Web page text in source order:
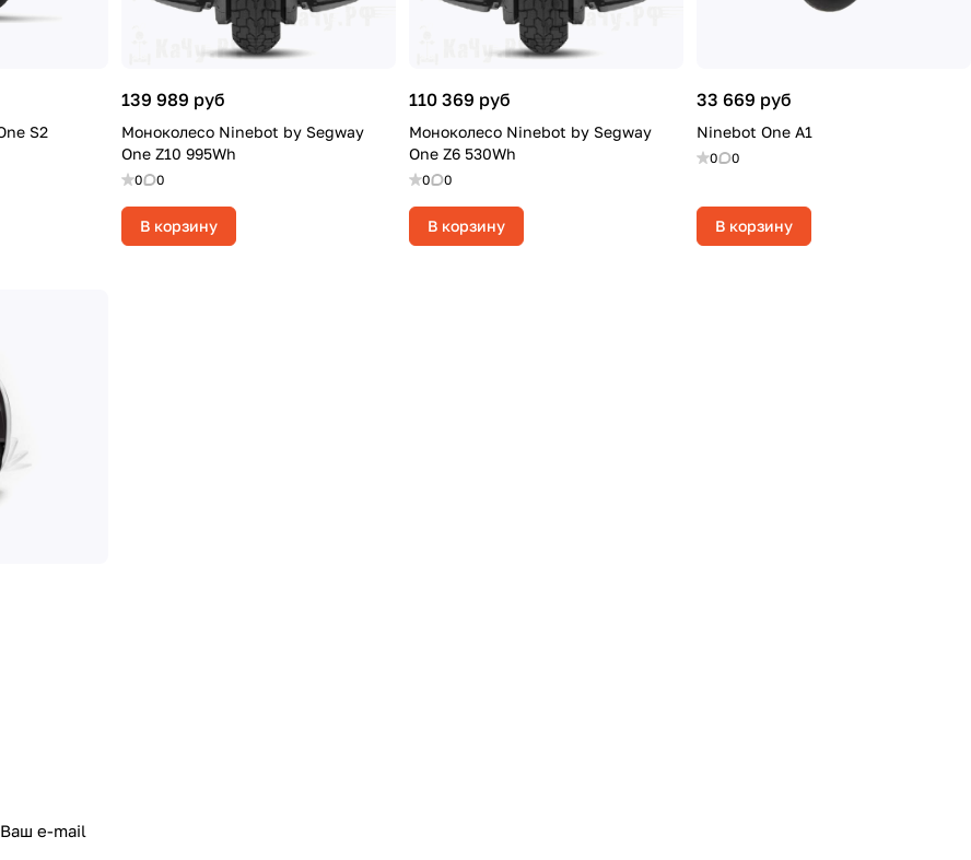
One S2
139 989 руб
Моноколесо Ninebot by Segway
One Z10 995Wh
0 0
В корзину
110 369 руб
Моноколесо Ninebot by Segway
One Z6 530Wh
0 0
В корзину
33 669 руб
Ninebot One A1
0 0
В корзину